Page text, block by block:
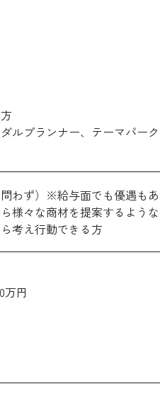
ルプランナー、テーマパー
わず）※給与面でも優遇もあ
様々な商材を提案するような
考え行動できる方
万円